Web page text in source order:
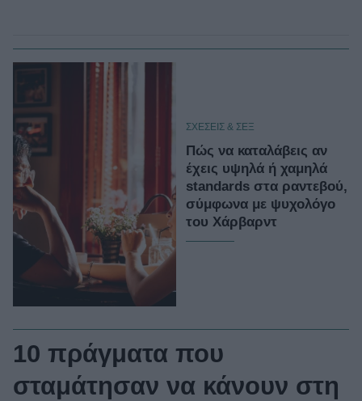
ΣΧΕΣΕΙΣ & ΣΕΞ
Πώς να καταλάβεις αν
έχεις υψηλά ή χαμηλά
standards στα ραντεβού,
σύμφωνα με ψυχολόγο
του Χάρβαρντ
10 πράγματα που
σταμάτησαν να κάνουν στη